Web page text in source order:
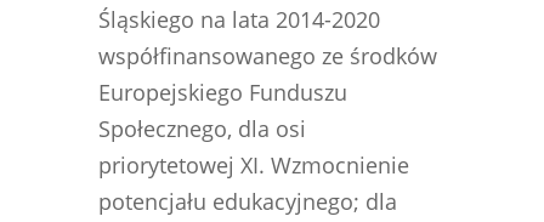
Śląskiego na lata 2014-2020
współfinansowanego ze środków
Europejskiego Funduszu
Społecznego, dla osi
priorytetowej XI. Wzmocnienie
potencjału edukacyjnego; dla